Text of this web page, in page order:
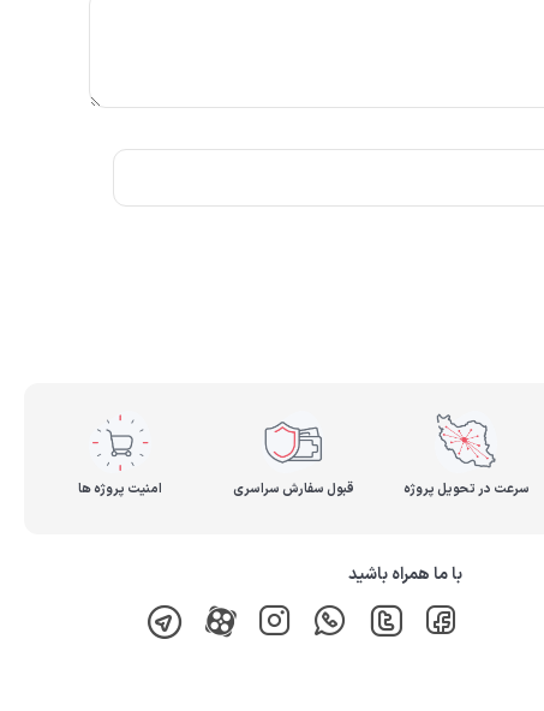
سرعت در تحویل پروژه قبول سفارش سراسری امنیت پروژه ها
با ما همراه باشید